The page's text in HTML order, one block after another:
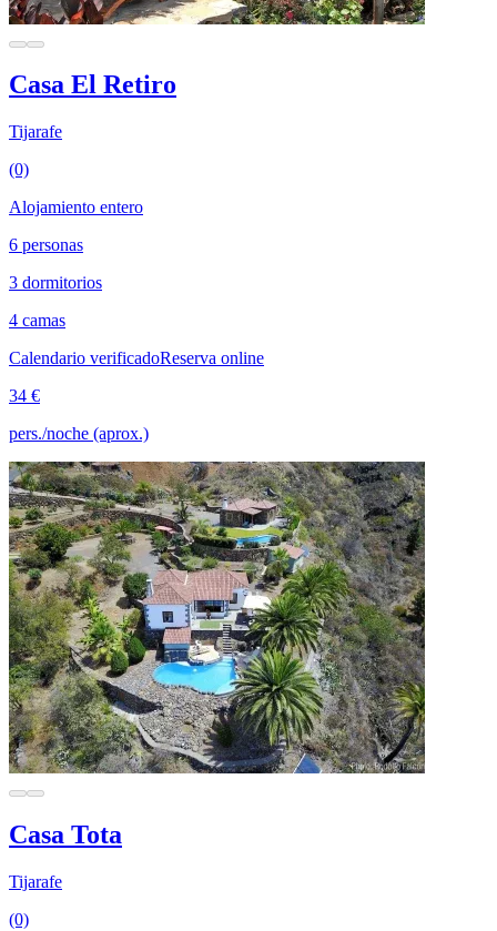
Casa El Retiro
Tijarafe
(0)
Alojamiento entero
6 personas
3 dormitorios
4 camas
Calendario verificadoReserva online
34 €
pers./noche (aprox.)
Casa Tota
Tijarafe
(0)